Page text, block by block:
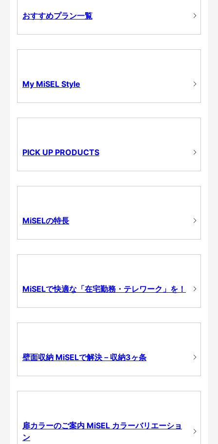
おすすめプラン一覧
My MiSEL Style
PICK UP PRODUCTS
MiSELの特長
MiSELで快適な「在宅勤務・テレワーク」を！
壁面収納 MiSELで解決－収納3ヶ条
扉カラーのご案内 MiSEL カラーバリエーショ
ン